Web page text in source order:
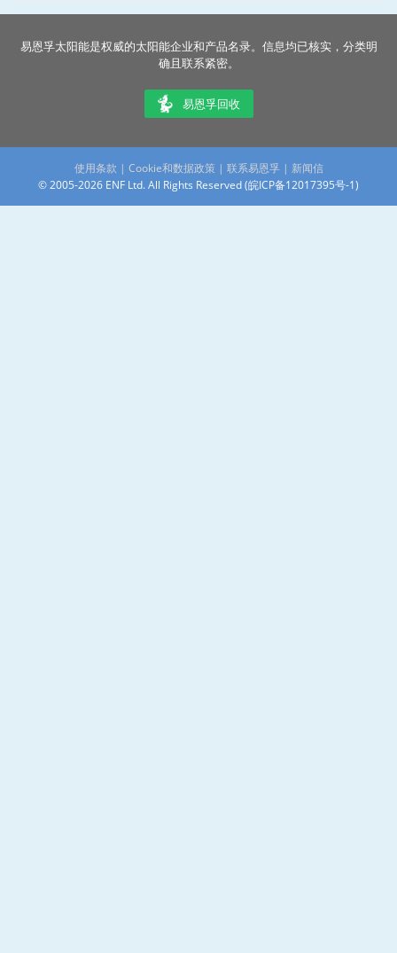
易恩孚太阳能是权威的太阳能企业和产品名录。信息均已核实，分类明
确且联系紧密。
易恩孚回收
使用条款 | Cookie和数据政策| 联系易恩孚 | 新闻信
© 2005-2026 ENF Ltd. All Rights Reserved (皖ICP备12017395号-1)